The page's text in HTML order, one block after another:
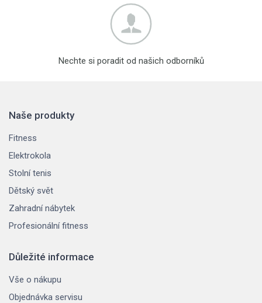
Nechte si poradit od našich odborníků
Naše produkty
Fitness
Elektrokola
Stolní tenis
Dětský svět
Zahradní nábytek
Profesionální fitness
Důležité informace
Vše o nákupu
Objednávka servisu